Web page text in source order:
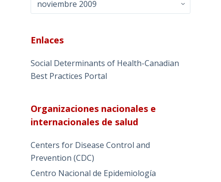
Enlaces
Social Determinants of Health-Canadian
Best Practices Portal
Organizaciones nacionales e
internacionales de salud
Centers for Disease Control and
Prevention (CDC)
Centro Nacional de Epidemiología